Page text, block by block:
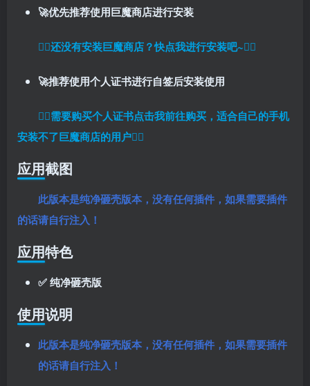
🚀优先推荐使用巨魔商店进行安装
👉🏼还没有安装巨魔商店？快点我进行安装吧~👈🏼
🚀推荐使用个人证书进行自签后安装使用
👉🏼需要购买个人证书点击我前往购买，适合自己的手机
安装不了巨魔商店的用户👈🏼
应用截图
此版本是纯净砸壳版本，没有任何插件，如果需要插件
的话请自行注入！
应用特色
✅ 纯净砸壳版
使用说明
此版本是纯净砸壳版本，没有任何插件，如果需要插件
的话请自行注入！